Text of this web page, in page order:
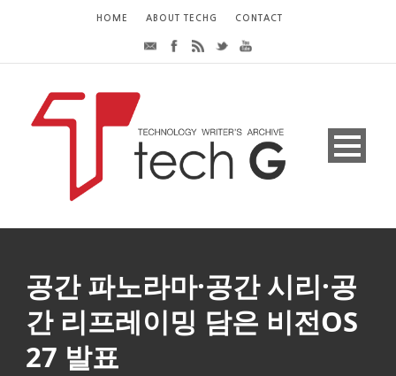
HOME ABOUT TECHG CONTACT
공간 파노라마·공간 시리·공
간 리프레이밍 담은 비전OS
27 발표